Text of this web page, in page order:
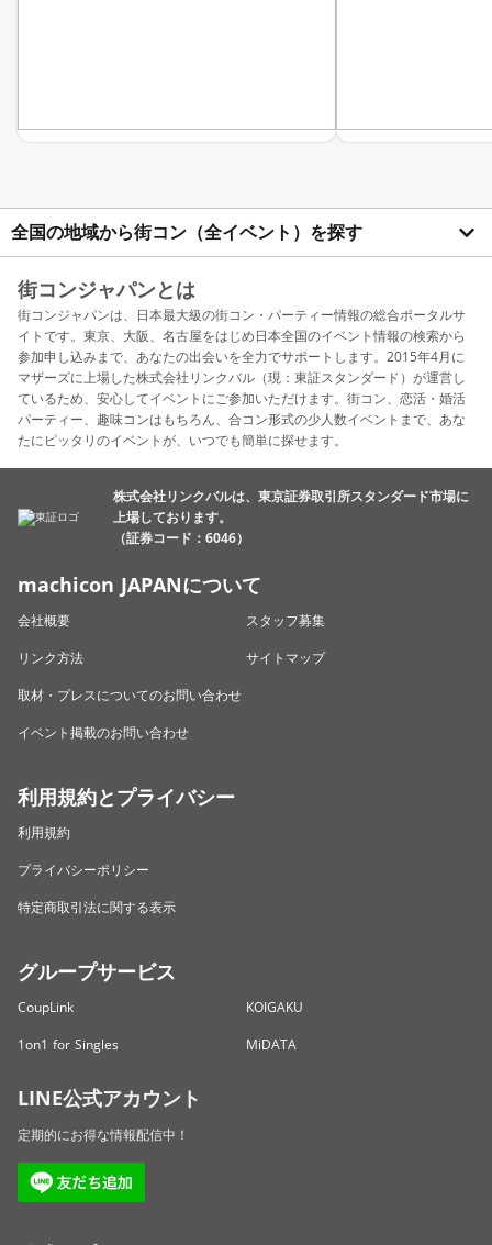
全国の地域から街コン（全イベント）を探す
街コンジャパンとは
街コンジャパンは、日本最大級の街コン・パーティー情報の総合ポータルサ
イトです。東京、大阪、名古屋をはじめ日本全国のイベント情報の検索から
参加申し込みまで、あなたの出会いを全力でサポートします。2015年4月に
マザーズに上場した株式会社リンクバル（現：東証スタンダード）が運営し
ているため、安心してイベントにご参加いただけます。街コン、恋活・婚活
パーティー、趣味コンはもちろん、合コン形式の少人数イベントまで、あな
たにピッタリのイベントが、いつでも簡単に探せます。
株式会社リンクバルは、東京証券取引所スタンダード市場に
上場しております。
（証券コード：6046）
machicon JAPANについて
会社概要
スタッフ募集
リンク方法
サイトマップ
取材・プレスについてのお問い合わせ
イベント掲載のお問い合わせ
利用規約とプライバシー
利用規約
プライバシーポリシー
特定商取引法に関する表示
グループサービス
CoupLink
KOIGAKU
1on1 for Singles
MiDATA
LINE公式アカウント
定期的にお得な情報配信中！